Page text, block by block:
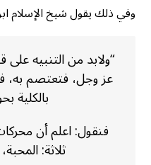
وفي ذلك يقول شيخ الإسلام
“ولابد من التنبيه
عز وجل، فتعتصم به،
بالكلية
فنقول: اعلم أن
ثلاثة: